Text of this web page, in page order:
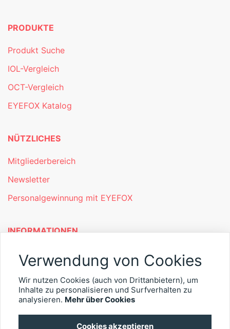
PRODUKTE
Produkt Suche
IOL-Vergleich
OCT-Vergleich
EYEFOX Katalog
NÜTZLICHES
Mitgliederbereich
Newsletter
Personalgewinnung mit EYEFOX
INFORMATIONEN
Was ist EYEFOX – Ihre Möglichkeiten
Kontakt
Verwendung von Cookies
Wir nutzen Cookies (auch von Drittanbietern), um
Inhalte zu personalisieren und Surfverhalten zu
analysieren. Mehr über Cookies
Cookies akzeptieren